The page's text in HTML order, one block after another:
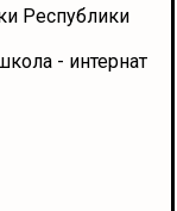
Республики
- интернат